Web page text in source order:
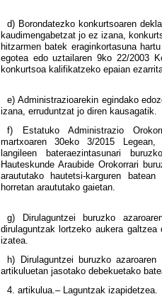
d) Borondatezko konkurtsoaren
kaudimengabetzat jo ez izana,
hitzarmen batek eraginkortasuna
egotea edo uztailaren 9ko 22/2003
konkurtsoa kalifikatzeko epaian
e) Administrazioarekin egindako
izana, erruduntzat jo diren kausagatik.
f) Estatuko Administrazio
martxoaren 30eko 3/2015
langileen bateraezintasunari
Hauteskunde Araubide Orokorrari
araututako hautetsi-karguren
horretan araututako gaietan.
g) Dirulaguntzei buruzko
dirulaguntzak lortzeko aukera
izatea.
h) Dirulaguntzei buruzko
artikuluetan jasotako debekuetako
4. artikulua.– Laguntzak izapidetzea.